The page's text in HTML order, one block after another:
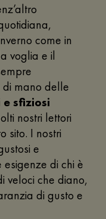
come in
voglia e il
mano delle
sfiziosi
nostri lettori
sito. I nostri
e
di chi è
veloci che diano,
di gusto e